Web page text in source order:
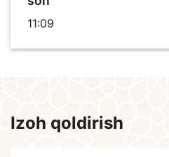
11:09
Izoh qoldirish